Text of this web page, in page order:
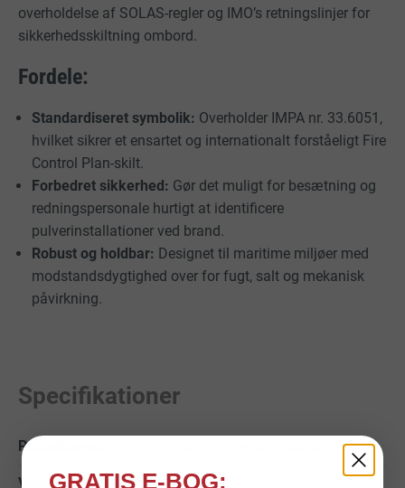
overholdelse af SOLAS-regler og IMO’s retningslinjer for
sikkerhedsskiltning ombord.
Fordele:
Standardiseret symbolik: Overholder IMPA nr. 33.6051,
hvilket sikrer et ensartet og internationalt forståeligt Fire
Control Plan-skilt.
Forbedret sikkerhed: Gør det muligt for besætning og
redningspersonale hurtigt at identificere
pulverinstallationer ved brand.
Robust og holdbar: Designet til maritime miljøer med
modstandsdygtighed over for fugt, salt og mekanisk
påvirkning.
Specifikationer
Fire control sign - Powder installation
GRATIS E-BOG: